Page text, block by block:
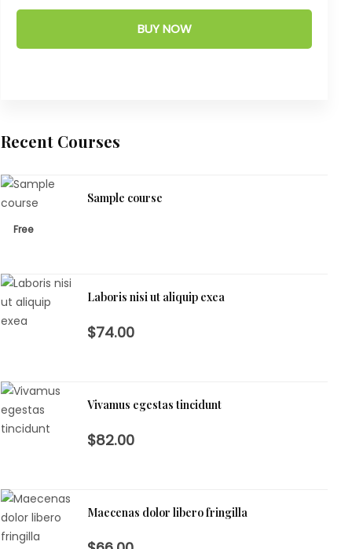
BUY NOW
Recent Courses
Sample course
Free
Laboris nisi ut aliquip exea
$74.00
Vivamus egestas tincidunt
$82.00
Maecenas dolor libero fringilla